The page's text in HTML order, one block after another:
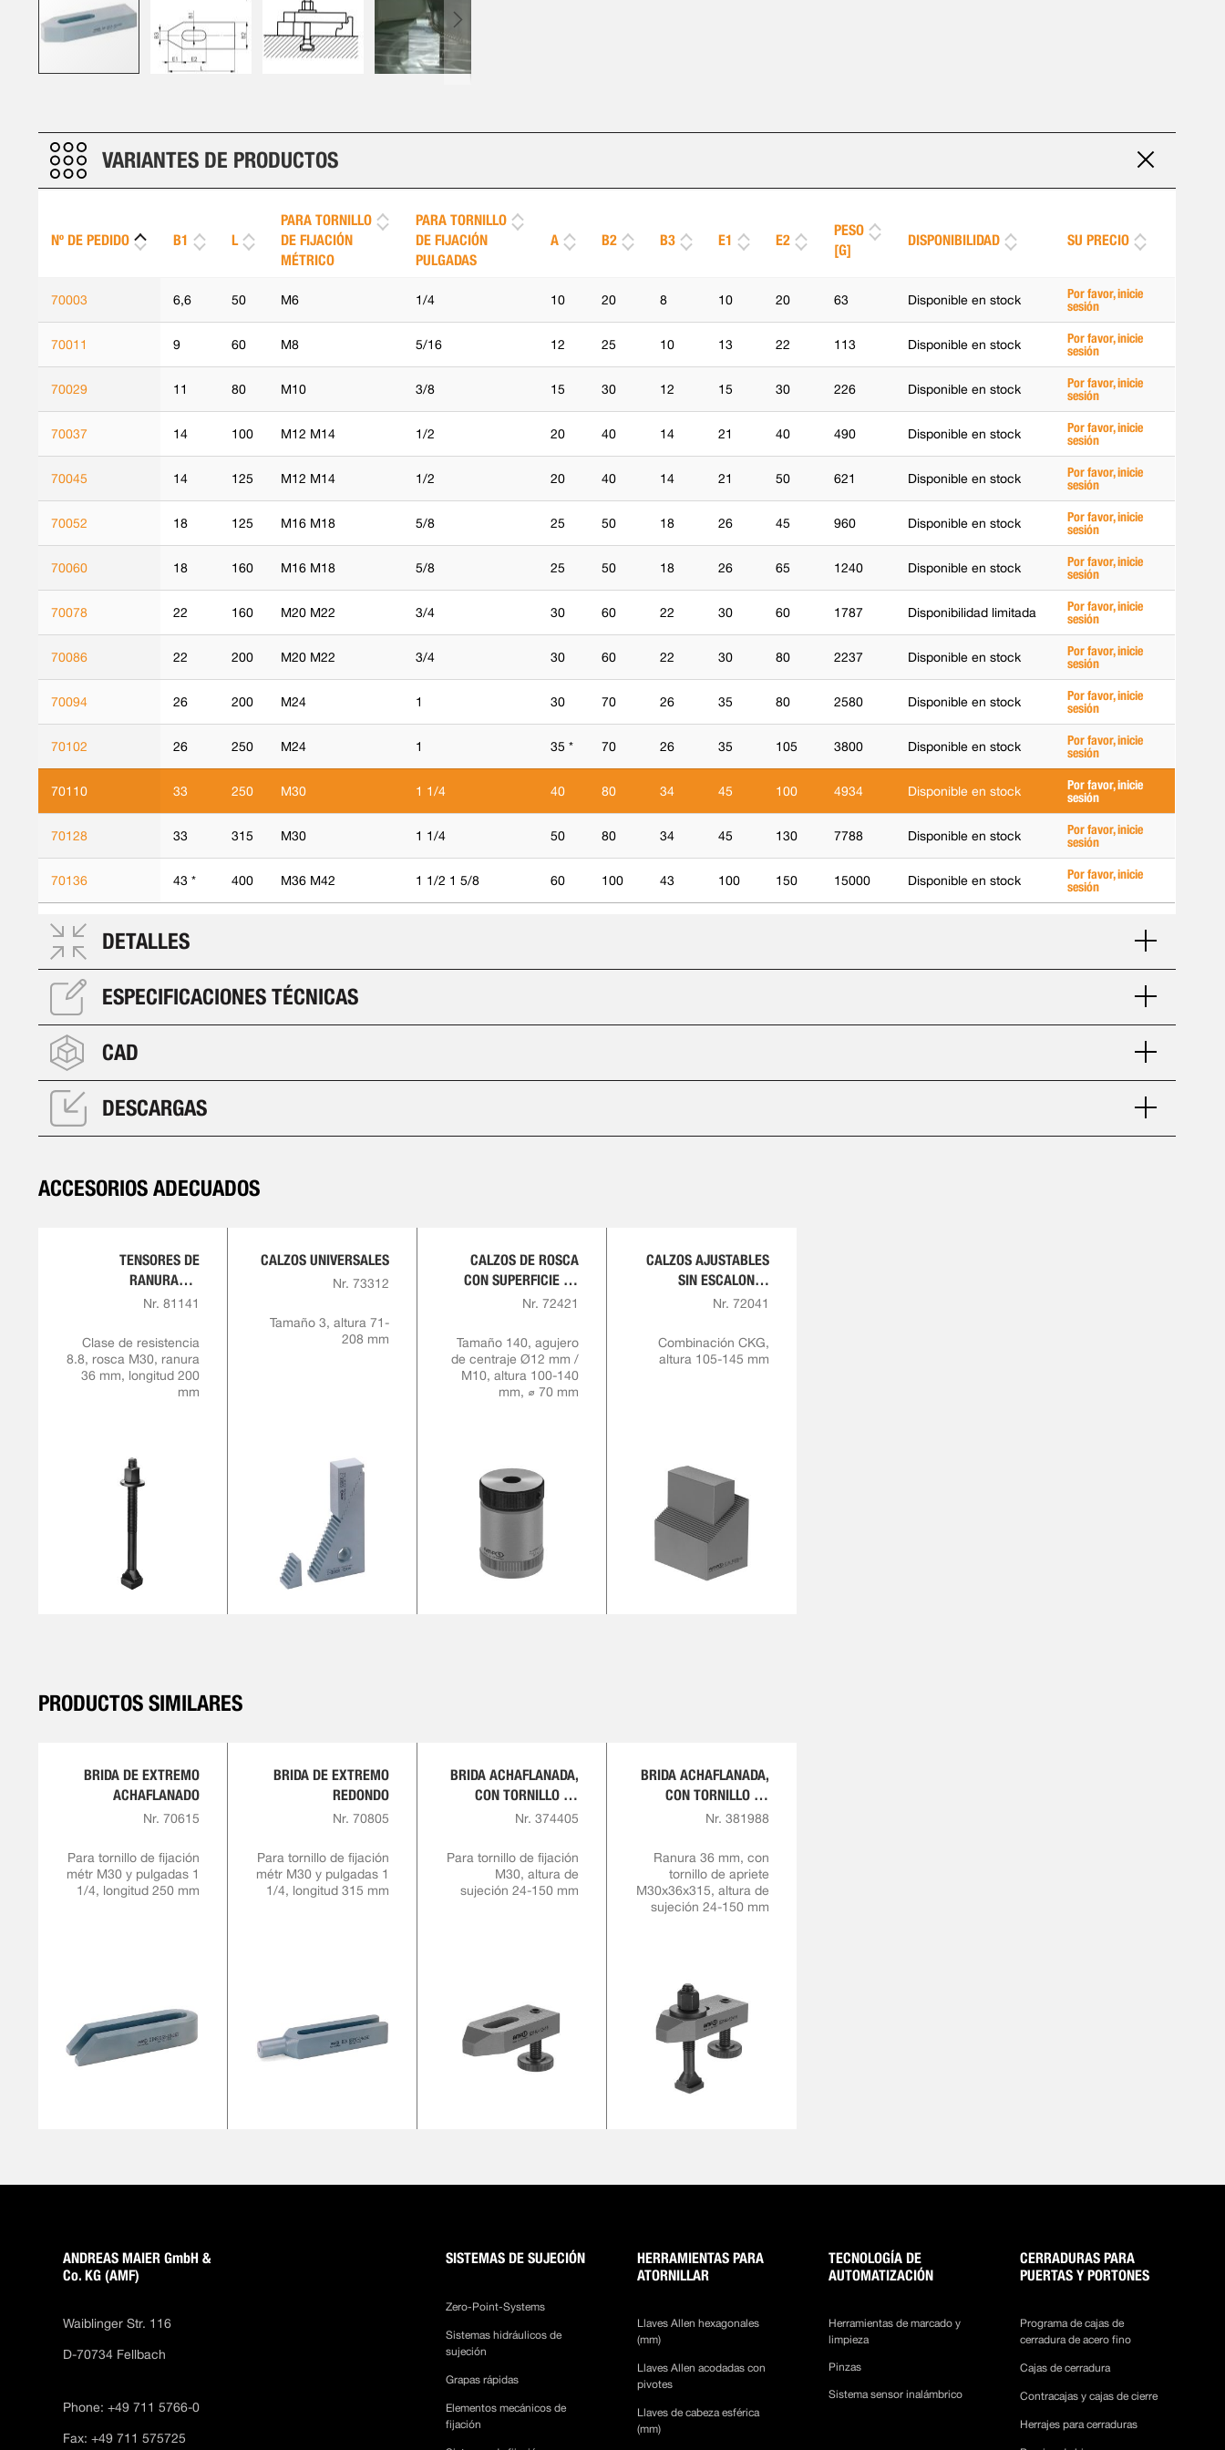
comienzo
de
galería
imágenes
VARIANTES DE PRODUCTOS
Nº DE PEDIDO B1 L
PARA TORNILLO
DE FIJACIÓN
MÉTRICO
PARA TORNILLO
DE FIJACIÓN
PULGADAS
A B2 B3 E1 E2
PESO
[G]
DISPONIBILIDAD SU PRECIO
70003 6,6 50 M6 1/4 10 20 8 10 20 63 Disponible en stock
Por favor, inicie
sesión
70011 9 60 M8 5/16 12 25 10 13 22 113 Disponible en stock
Por favor, inicie
sesión
70029 11 80 M10 3/8 15 30 12 15 30 226 Disponible en stock
Por favor, inicie
sesión
70037 14 100 M12 M14 1/2 20 40 14 21 40 490 Disponible en stock
Por favor, inicie
sesión
70045 14 125 M12 M14 1/2 20 40 14 21 50 621 Disponible en stock
Por favor, inicie
sesión
70052 18 125 M16 M18 5/8 25 50 18 26 45 960 Disponible en stock
Por favor, inicie
sesión
70060 18 160 M16 M18 5/8 25 50 18 26 65 1240 Disponible en stock
Por favor, inicie
sesión
70078 22 160 M20 M22 3/4 30 60 22 30 60 1787 Disponibilidad limitada
Por favor, inicie
sesión
70086 22 200 M20 M22 3/4 30 60 22 30 80 2237 Disponible en stock
Por favor, inicie
sesión
70094 26 200 M24 1 30 70 26 35 80 2580 Disponible en stock
Por favor, inicie
sesión
70102 26 250 M24 1 35 * 70 26 35 105 3800 Disponible en stock
Por favor, inicie
sesión
70110 33 250 M30 1 1/4 40 80 34 45 100 4934 Disponible en stock
Por favor, inicie
sesión
70128 33 315 M30 1 1/4 50 80 34 45 130 7788 Disponible en stock
Por favor, inicie
sesión
70136 43 * 400 M36 M42 1 1/2 1 5/8 60 100 43 100 150 15000 Disponible en stock
Por favor, inicie
sesión
DETALLES
ESPECIFICACIONES TÉCNICAS
CAD
DESCARGAS
ACCESORIOS ADECUADOS
TENSORES DE
RANURAS T,
COMPLETO
Nr. 81141
Clase de resistencia
8.8, rosca M30, ranura
36 mm, longitud 200
mm
CALZOS UNIVERSALES
Nr. 73312
Tamaño 3, altura 71-
208 mm
CALZOS DE ROSCA
CON SUPERFICIE DE
APOYO PLANA
Nr. 72421
Tamaño 140, agujero
de centraje Ø12 mm /
M10, altura 100-140
mm, ⌀ 70 mm
CALZOS AJUSTABLES
SIN ESCALONES
(COMBINACIÓN)
Nr. 72041
Combinación CKG,
altura 105-145 mm
PRODUCTOS SIMILARES
BRIDA DE EXTREMO
ACHAFLANADO
Nr. 70615
Para tornillo de fijación
métr M30 y pulgadas 1
1/4, longitud 250 mm
BRIDA DE EXTREMO
REDONDO
Nr. 70805
Para tornillo de fijación
métr M30 y pulgadas 1
1/4, longitud 315 mm
BRIDA ACHAFLANADA,
CON TORNILLO DE
APOYO REGULABLE
Nr. 374405
Para tornillo de fijación
M30, altura de
sujeción 24-150 mm
BRIDA ACHAFLANADA,
CON TORNILLO DE
APOYO REGULABLE,
Nr. 381988
Ranura 36 mm, con
tornillo de apriete
M30x36x315, altura de
sujeción 24-150 mm
ANDREAS MAIER GmbH &
Co. KG (AMF)
Waiblinger Str. 116
D-70734 Fellbach
Phone: +49 711 5766-0
Fax: +49 711 575725
SISTEMAS DE SUJECIÓN
Zero-Point-Systems
Sistemas hidráulicos de
sujeción
Grapas rápidas
Elementos mecánicos de
fijación
HERRAMIENTAS PARA
ATORNILLAR
Llaves Allen hexagonales
(mm)
Llaves Allen acodadas con
pivotes
Llaves de cabeza esférica
(mm)
TECNOLOGÍA DE
AUTOMATIZACIÓN
Herramientas de marcado y
limpieza
Pinzas
Sistema sensor inalámbrico
CERRADURAS PARA
PUERTAS Y PORTONES
Programa de cajas de
cerradura de acero fino
Cajas de cerradura
Contracajas y cajas de cierre
Herrajes para cerraduras